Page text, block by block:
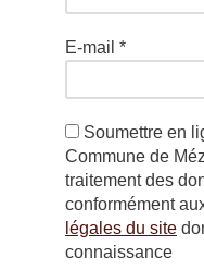
E-mail *
Soumettre en
Commune de
traitement des
conformément
légales du site
connaissance